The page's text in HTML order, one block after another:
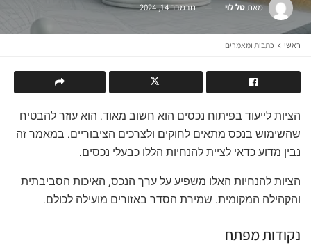
מאתטל לוי נובמבר 14, 2024
ראשי כתבות ומאמרים
הציות לייעוד בפיתוח נכסים הוא חשוב מאוד. הוא עוזר להבטיח
שהשימוש בנכס מתאים לחוקים ולצרכים הציבוריים. במאמר זה
נבין מדוע כדאי לציית להנחיות הללו כבעלי נכסים.
הציות להנחיות האלו משפיע על ערך הנכס, האיכות הסביבתית
והקהילה המקומית. שמירת הסדר באזורים מועילה לכולם.
נקודות מפתח